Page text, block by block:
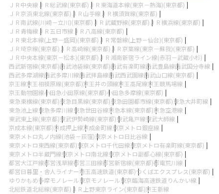
ＪＲ中央線 ＪＲ総武線(東京都) ＪＲ東海道本線(東京－熱海)(東京都)
ＪＲ京浜東北線(東京都) ＪＲ山手線 ＪＲ横須賀線(東京都)
ＪＲ南武線(川崎－立川)(東京都) ＪＲ武蔵野線(東京都) ＪＲ横浜線(東京都)
ＪＲ青梅線 ＪＲ五日市線 ＪＲ八高線(東京都)
ＪＲ東北本線(上野－盛岡)(東京都) ＪＲ常磐線(上野－仙台)(東京都)
ＪＲ埼京線(東京都) ＪＲ高崎線(東京都) ＪＲ京葉線(東京－蘇我)(東京都)
ＪＲ中央本線(東京－松本)(東京都) ＪＲ湘南新宿ライン線(赤羽－武蔵小杉)
西武新宿線(東京都)西武池袋線(東京都)西武有楽町線西武豊島線西武国分寺線
西武多摩湖線西武多摩川線西武拝島線西武西武園線西武山口線(東京都)
京王線京王相模原線(東京都)京王井の頭線京王高尾線京王競馬場線
京王動物園線小田急小田原線(東京都)小田急多摩線(東京都)
東急東横線(東京都)東急目黒線(東京都)東急田園都市線(東京都)東急大井町線
東急池上線東急多摩川線東急世田谷線京急本線(東京都)京急空港線
東武東上線(東京都)東武伊勢崎線(東京都)東武亀戸線東武大師線
京成本線(東京都)京成押上線京成金町線東京メトロ銀座線
東京メトロ丸ノ内線(池袋－荻窪)東京メトロ日比谷線
東京メトロ東西線(東京都)東京メトロ千代田線東京メトロ有楽町線(東京都)
東京メトロ半蔵門線東京メトロ南北線東京メトロ副都心線(東京都)
都営大江戸線都営浅草線都営三田線都営新宿線(東京都)都電荒川線
都営日暮里・舎人ライナー埼玉高速鉄道(東京都)つくばエクスプレス(東京都)
ゆりかもめ多摩モノレール東京モノレール東京臨海高速鉄道りんかい線
北総鉄道北総線(東京都) ＪＲ上野東京ライン(東京都)京王新線